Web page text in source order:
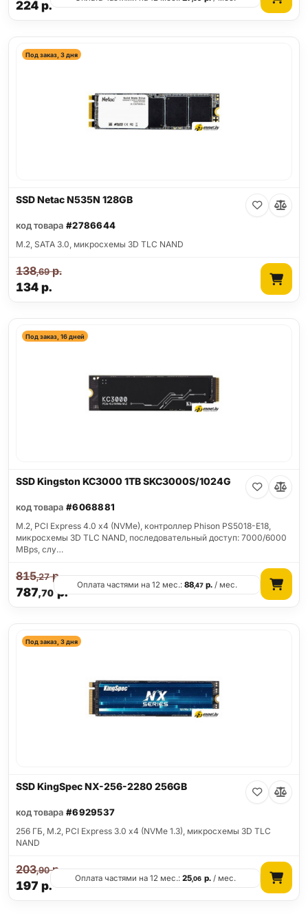
224р.
Под заказ, 3 дня
SSD Netac N535N 128GB
код товара #2786644
M.2, SATA 3.0, микросхемы 3D TLC NAND
134р.
138,69р.
Под заказ, 16 дней
SSD Kingston KC3000 1TB SKC3000S/1024G
код товара #6068881
M.2, PCI Express 4.0 x4 (NVMe), контроллер Phison PS5018-E18,
микросхемы 3D TLC NAND, последовательный доступ: 7000/6000
MBps, слу…
787,70р.
815,27р.
Оплата частями на 12 мес.:88,47 р. / мес.
Под заказ, 3 дня
SSD KingSpec NX-256-2280 256GB
код товара #6929537
256 ГБ, M.2, PCI Express 3.0 x4 (NVMe 1.3), микросхемы 3D TLC
NAND
197 р.
203,90р.
Оплата частями на 12 мес.:25,06 р./ мес.